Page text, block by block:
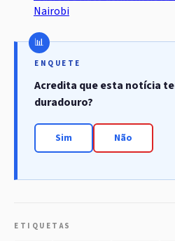
Nairobi
ENQUETE
Acredita que esta notícia
duradouro?
Sim Não
ETIQUETAS